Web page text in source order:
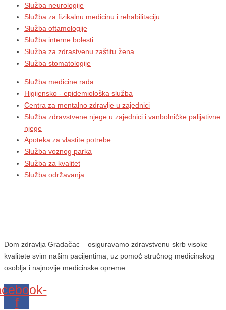
Služba neurologije
Služba za fizikalnu medicinu i rehabilitaciju
Služba oftamologije
Služba interne bolesti
Služba za zdrastvenu zaštitu žena
Služba stomatologije
Služba medicine rada
Higijensko - epidemiološka služba
Centra za mentalno zdravlje u zajednici
Služba zdravstvene njege u zajednici i vanbolničke palijativne
njege
Apoteka za vlastite potrebe
Služba voznog parka
Služba za kvalitet
Služba održavanja
Dom zdravlja Gradačac – osiguravamo zdravstvenu skrb visoke
kvalitete svim našim pacijentima, uz pomoć stručnog medicinskog
osoblja i najnovije medicinske opreme.
f